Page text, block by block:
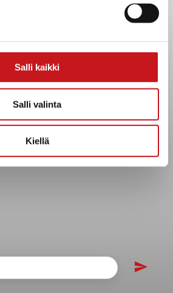
Salli kaikki
Salli valinta
Kiellä
ohjeet, suunnitelmat, säännöt ja
lähidemokratia